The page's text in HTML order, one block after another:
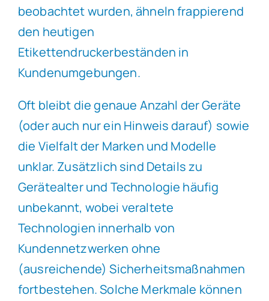
beobachtet wurden, ähneln frappierend
den heutigen
Etikettendruckerbeständen in
Kundenumgebungen.
Oft bleibt die genaue Anzahl der Geräte
(oder auch nur ein Hinweis darauf) sowie
die Vielfalt der Marken und Modelle
unklar. Zusätzlich sind Details zu
Gerätealter und Technologie häufig
unbekannt, wobei veraltete
Technologien innerhalb von
Kundennetzwerken ohne
(ausreichende) Sicherheitsmaßnahmen
fortbestehen. Solche Merkmale können